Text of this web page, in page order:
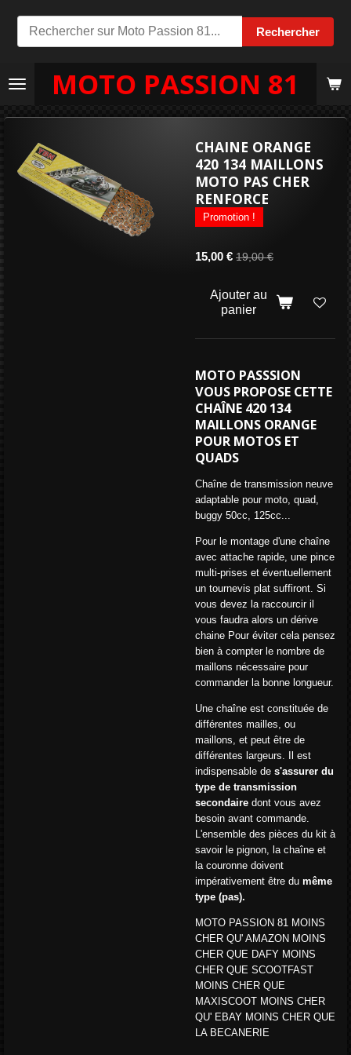
Rechercher
Passer
au
principal
MOTO PASSION 81
CHAINE ORANGE
420 134 MAILLONS
MOTO PAS CHER
RENFORCE
Promotion !
15,00 € 19,00 €
Ajouter au
panier
MOTO PASSSION
VOUS PROPOSE CETTE
CHAÎNE 420 134
MAILLONS ORANGE
POUR MOTOS ET
QUADS
Chaîne de transmission neuve
adaptable pour moto, quad,
buggy 50cc, 125cc...
Pour le montage d'une chaîne
avec attache rapide, une pince
multi-prises et éventuellement
un tournevis plat suffiront. Si
vous devez la raccourcir il
vous faudra alors un dérive
chaine Pour éviter cela pensez
bien à compter le nombre de
maillons nécessaire pour
commander la bonne longueur.
Une chaîne est constituée de
différentes mailles, ou
maillons, et peut être de
différentes largeurs. Il est
indispensable de s'assurer du
type de transmission
secondaire dont vous avez
besoin avant commande.
L'ensemble des pièces du kit à
savoir le pignon, la chaîne et
la couronne doivent
impérativement être du même
type (pas).
MOTO PASSION 81 MOINS
CHER QU' AMAZON MOINS
CHER QUE DAFY MOINS
CHER QUE SCOOTFAST
MOINS CHER QUE
MAXISCOOT MOINS CHER
QU' EBAY MOINS CHER QUE
LA BECANERIE